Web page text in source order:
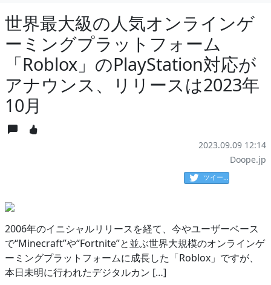
世界最大級の人気オンラインゲ
ーミングプラットフォーム
「Roblox」のPlayStation対応が
アナウンス、リリースは2023年
10月
2023.09.09 12:14
Doope.jp
ツイート
2006年のイニシャルリリースを経て、今やユーザーベース
で“Minecraft”や“Fortnite”と並ぶ世界大規模のオンラインゲ
ーミングプラットフォームに成長した「Roblox」ですが、
本日未明に行われたデジタルカン […]